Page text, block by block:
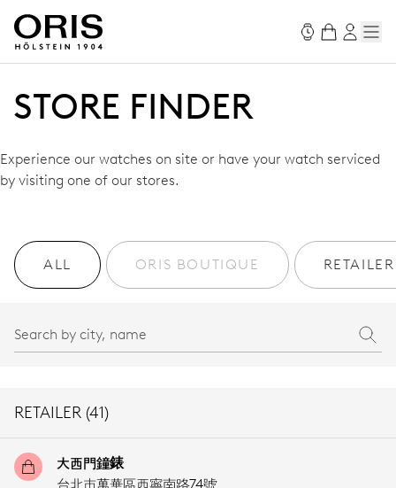
STORE FINDER
Experience our watches on site or have your watch serviced
by visiting one of our stores.
ALL ORIS BOUTIQUE RETAILER
RETAILER (41)
大西門鐘錶
台北市萬華區西寧南路74號